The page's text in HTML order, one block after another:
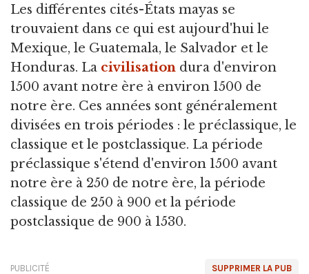
Les différentes cités-États mayas se
trouvaient dans ce qui est aujourd'hui le
Mexique, le Guatemala, le Salvador et le
Honduras. La civilisation dura d'environ
1500 avant notre ère à environ 1500 de
notre ère. Ces années sont généralement
divisées en trois périodes : le préclassique, le
classique et le postclassique. La période
préclassique s'étend d'environ 1500 avant
notre ère à 250 de notre ère, la période
classique de 250 à 900 et la période
postclassique de 900 à 1530.
SUPPRIMER LA PUB
PUBLICITÉ